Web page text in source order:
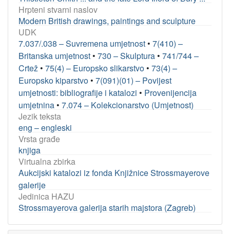
Hrpteni stvarni naslov
Modern British drawings, paintings and sculpture
UDK
7.037/.038 – Suvremena umjetnost • 7(410) –
Britanska umjetnost • 730 – Skulptura • 741/744 –
Crtež • 75(4) – Europsko slikarstvo • 73(4) –
Europsko kiparstvo • 7(091)(01) – Povijest
umjetnosti: bibliografije i katalozi • Provenijencija
umjetnina • 7.074 – Kolekcionarstvo (Umjetnost)
Jezik teksta
eng – engleski
Vrsta građe
knjiga
Virtualna zbirka
Aukcijski katalozi iz fonda Knjižnice Strossmayerove
galerije
Jedinica HAZU
Strossmayerova galerija starih majstora (Zagreb)